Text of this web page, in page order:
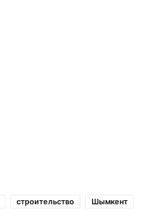
строительство Шымкент